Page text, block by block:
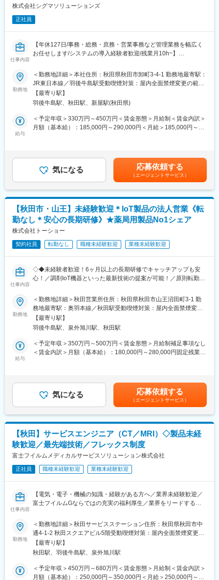
経理部門のメンバーとして入社いただき、
・出納
・伝票処理
・支払業務
・決算帳票
・税務
・監査対応
いただきます。
※経理と総務の業務比率は7：3程度となります。
■当社について：
シェアを誇り、業界としてもニーズが増え続けている成長産業で
す。
スケア領域におけるITシステム導入での地域貢献を行っておりま
す。
また自社開発製品である調剤薬局向けシステム「ElixirS」は、代
理店を通じて全国の調剤薬局に導入されております。
変更の範囲：会社の定める業務
株式会社シグマソリューションズ
正社員
仕事内容
【年休127日/事務・総務・庶務・営業事務など管理業務を幅広く
お任せします/システムの導入経験者歓迎/残業月10h~】
・医科、歯科、薬局、介護などの医療機関向けコンピュータシス
テム（レセコン・電子薬歴・電子カルテ等）の開発および販売を
手掛ける同社にて、トナー、プリンターなどの受発注管理業務、
売上入力・請求管理・契約管理、総務関連業務などをお任せしま
す。
・社内システムの新規導入プロジェクトも進めているため、社内
のシステム導入など貴重な経験を積むことができ、キャリアアッ
当社は富士通パートナーとして特に秋田・青森・岩手で特に高い
シェアを誇り、業界としてもニーズが増え続けている成長産業で
介護システム、歯科医院向けのシステムなどの販社として、ヘル
スケア領域におけるITシステム導入での地域貢献を行っておりま
す。
また自社開発製品である調剤薬局向けシステム「ElixirS」は、代
理店を通じて全国の調剤薬局に導入されております。
変更の範囲：会社の定める業務
勤務地
＜勤務地詳細＞本社住所：秋田県秋田市卸町3-4-1 勤務地最寄駅：
JR東日本線／羽後牛島駅受動喫煙対策：屋内全面禁煙変更の範
囲：会社の定める事業所
【最寄り駅】
羽後牛島駅、秋田駅、新屋駅(秋田県)
給与
＜予定年収＞330万円～450万円＜賃金形態＞月給制＜賃金内訳＞
月額（基本給）：185,000円～290,000円＜月給＞185,000円～
気になる 応募依頼する
（エージェントサービス）
【秋田市・山王】未経験歓迎＊IoT製品の法人営業《転
勤なし＊安心の長期研修》★薬局用製品No1シェア
株式会社トーショー
契約社員 転勤なし 職種未経験歓迎 業種未経験歓迎
仕事内容
◇◆未経験者歓迎！6ヶ月以上の長期研修でキャッチアップも安
心！／調剤IoT機器といった最新技術の提案が可能！／原則転勤は
仕事◆◇
【はじめに】
既存のお客様である調剤薬局やドラッグストアに対して、主力製
品である全自動調剤分包機などの調剤IoT機器を販売いただく職種
となります。
IoT製品の販売スキルの市場価値は上昇の一途を辿っており、同社
【業務概要】
・提案資料作成
・新規訪問
【その他補足情報】
・長期間の研修を用意しているため職種未経験＆技術的な知識が
全く無い方でも立ち上りが可能となっております。
・正社員登用は前提の採用です。就業態度に問題がなければ原則
登用となり、業界トップクラスシェアを誇る優良企業の正社員と
して安定就業が可能です。（登用率98%、試験やノルマなし）
・業界トップクラスのIoT製品や医療システムに触れる事が可能で
す。また、販売スキルだけでなく薬局運営コンサルティングのス
【ポジションの魅力】
・同社の製品やシステムが、24時間止めてはならない医療現場の
安心安全や、医療従事者の負担軽減に大きく貢献しています。
製品が多数あります。寡占市場だからこそ、競合製品を使ってい
る顧客からいかにシェアを獲得するか、試行錯誤する面白さがあ
勤務地
＜勤務地詳細＞秋田営業所住所：秋田県秋田市山王沼田町3-1 勤
務地最寄駅：奥羽本線／秋田駅受動喫煙対策：屋内全面禁煙変更
の範囲：会社の定める事業所（リモートワーク含む）
【最寄り駅】
羽後牛島駅、泉外旭川駅、秋田駅
給与
＜予定年収＞350万円～500万円＜賃金形態＞月給制補足事項なし
＜賃金内訳＞月額（基本給）：180,000円～280,000円固定残業手
＞※給与詳細は、年齢・スキルを考慮し決定します。■昇給：年1
回■賞与：年2回年収420万円／30歳 経験5年年収500万円／32歳
経験7年賃金はあくまでも目安の金額であり、選考を通じて上下す
る可能性があります。月給(月額)は固定手当を含めた表記です。
気になる 応募依頼する
（エージェントサービス）
【秋田】サービスエンジニア（CT／MRI）◇製品未経
験歓迎／最先端技術／フレックス制度
富士フイルムメディカルサービスソリューション株式会社
正社員 職種未経験歓迎 業種未経験歓迎
仕事内容
【電気・電子・機械の知識・経験がある方へ／業界未経験歓迎／
富士フイルムGならではの充実の福利厚生／業界をリードするメ
■業務内容：
サービスエンジニアとして、医療機器の据付・保守・修理等を行
います。
作業だけではなく、お客様である医療機関の方々と的確なコミュ
ニケーション、迅速・誠実な対応を行うことで、信頼関係を構築
していきます。技術者としての知識・能力のみならず、コミュニ
勤務地
＜勤務地詳細＞秋田サービスステーション住所：秋田県秋田市中
通4-1-2 秋田スクエアビル5階受動喫煙対策：屋内全面禁煙変更の
範囲：会社の定める事業所（リモートワーク含む）
【最寄り駅】
秋田駅、羽後牛島駅、泉外旭川駅
＜予定年収＞450万円～680万円＜賃金形態＞月給制＜賃金内訳＞
月額（基本給）：250,000円～350,000円＜月給＞250,000円～